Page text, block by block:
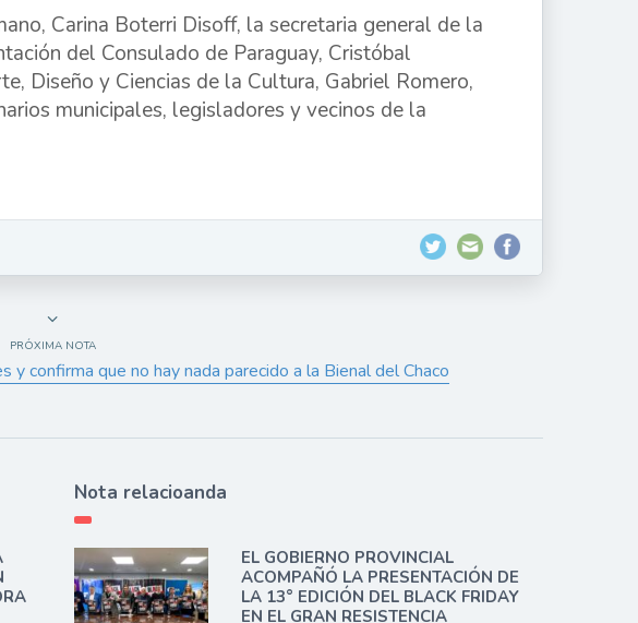
Carina Boterri Disoff, la secretaria general de la
del Consulado de Paraguay, Cristóbal
Diseño y Ciencias de la Cultura, Gabriel Romero,
municipales, legisladores y vecinos de la
PRÓXIMA NOTA
confirma que no hay nada parecido a la Bienal del Chaco
Nota relacioanda
EL GOBIERNO PROVINCIAL
ACOMPAÑÓ LA PRESENTACIÓN DE
LA 13° EDICIÓN DEL BLACK FRIDAY
EN EL GRAN RESISTENCIA